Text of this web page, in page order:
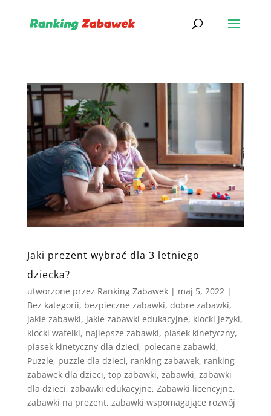
Jaki prezent wybrać dla 3 letniego
dziecka?
utworzone przez Ranking Zabawek| maj 5, 2022|
Bez kategorii, bezpieczne zabawki, dobre zabawki,
jakie zabawki, jakie zabawki edukacyjne, klocki jeżyki,
klocki wafelki, najlepsze zabawki, piasek kinetyczny,
piasek kinetyczny dla dzieci, polecane zabawki,
Puzzle, puzzle dla dzieci, ranking zabawek, ranking
zabawek dla dzieci, top zabawki, zabawki, zabawki
dla dzieci, zabawki edukacyjne, Zabawki licencyjne,
zabawki na prezent, zabawki wspomagające rozwój